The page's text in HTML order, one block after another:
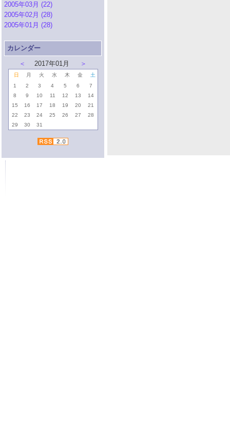
2005年03月 (22)
2005年02月 (28)
2005年01月 (28)
カレンダー
＜
2017年01月 ＞
日 月 火 水 木 金
土
1
2 3 4 5 6
7
8
9 10 11 12 13
14
15
16 17 18 19 20
21
22
23 24 25 26 27
28
29
30 31